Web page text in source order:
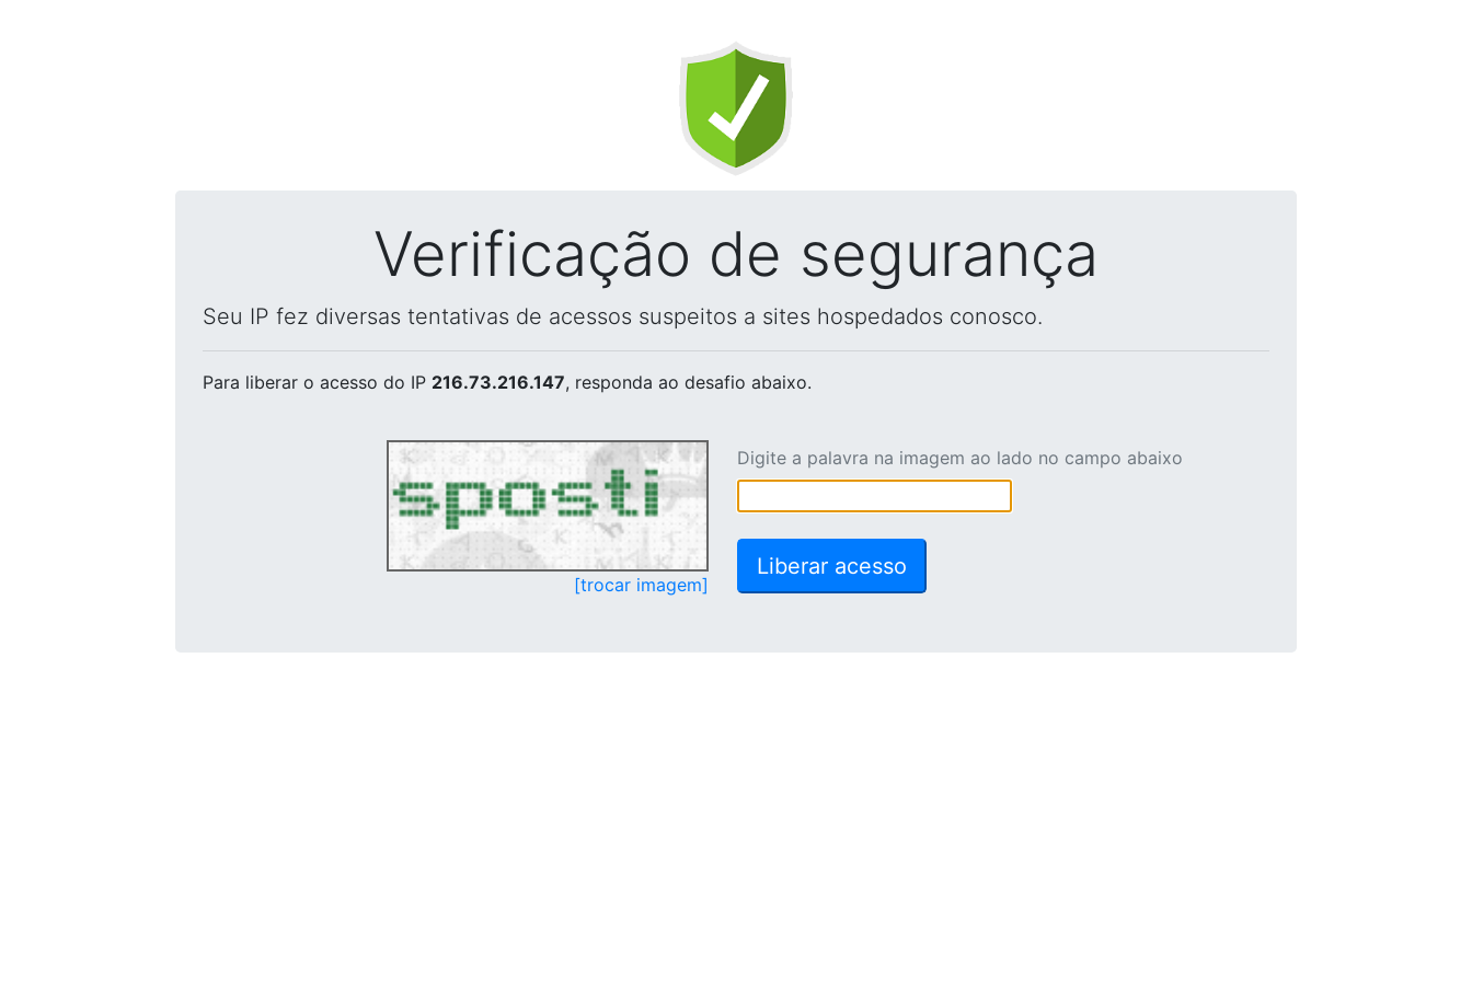
Verificação de segurança
Seu IP fez diversas tentativas de acessos suspeitos a sites hospedados conosco.
Para liberar o acesso do IP 216.73.216.147, responda ao desafio abaixo.
[trocar imagem]
Digite a palavra na imagem ao lado no campo abaixo